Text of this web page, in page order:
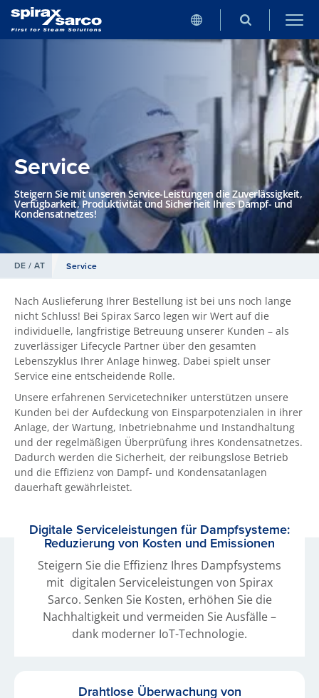
Service
Steigern Sie mit unseren Service-Leistungen die Zuverlässigkeit,
Verfügbarkeit, Produktivität und Sicherheit Ihres Dampf- und
Kondensatnetzes!
DE / AT Service
Nach Auslieferung Ihrer Bestellung ist bei uns noch lange
nicht Schluss! Bei Spirax Sarco legen wir Wert auf die
individuelle, langfristige Betreuung unserer Kunden – als
zuverlässiger Lifecycle Partner über den gesamten
Lebenszyklus Ihrer Anlage hinweg. Dabei spielt unser
Service eine entscheidende Rolle.
Unsere erfahrenen Servicetechniker unterstützen unsere
Kunden bei der Aufdeckung von Einsparpotenzialen in ihrer
Anlage, der Wartung, Inbetriebnahme und Instandhaltung
und der regelmäßigen Überprüfung ihres Kondensatnetzes.
Dadurch werden die Sicherheit, der reibungslose Betrieb
und die Effizienz von Dampf- und Kondensatanlagen
dauerhaft gewährleistet.
Digitale Serviceleistungen für Dampfsysteme:
Reduzierung von Kosten und Emissionen
Steigern Sie die Effizienz Ihres Dampfsystems
mit digitalen Serviceleistungen von Spirax
Sarco. Senken Sie Kosten, erhöhen Sie die
Nachhaltigkeit und vermeiden Sie Ausfälle –
dank moderner IoT-Technologie.
Drahtlose Überwachung von